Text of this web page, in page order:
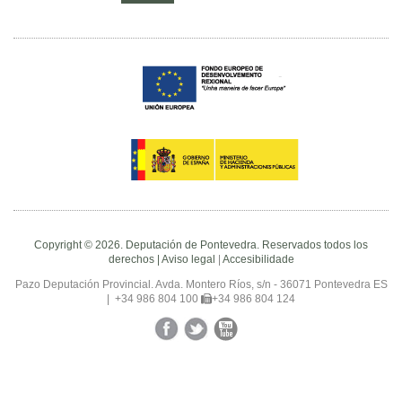
Copyright © 2026. Deputación de Pontevedra. Reservados todos los
derechos | Aviso legal | Accesibilidade
Pazo Deputación Provincial. Avda. Montero Ríos, s/n - 36071 Pontevedra ES
| +34 986 804 100
+34 986 804 124
FacebookTwitterYouTube